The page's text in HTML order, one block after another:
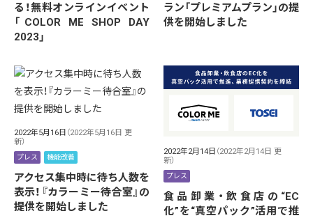
る！無料オンラインイベント
「COLOR ME SHOP DAY
2023」
ラン「プレミアムプラン」の提
供を開始しました
2022年5月16日 （2022年5月16日 更
新）
プレス 機能改善
アクセス集中時に待ち人数を
表示！『カラーミー待合室』の
提供を開始しました
2022年2月14日 （2022年2月14日 更
新）
プレス
食品卸業・飲食店の“EC
化”を“真空パック”活用で推